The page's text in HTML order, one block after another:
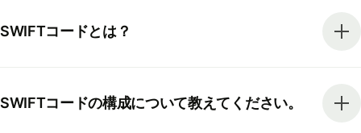
SWIFTコードとは？
SWIFTコードの構成について教えてください。